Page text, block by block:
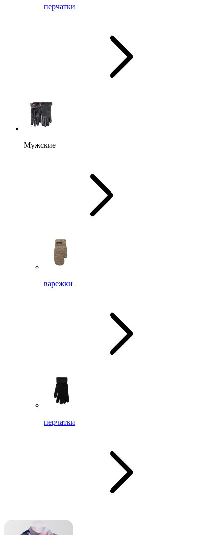
перчатки
Мужские
варежки
перчатки